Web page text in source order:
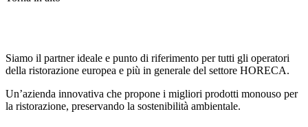
Siamo il partner ideale e punto di riferimento per tutti gli operatori
della ristorazione europea e più in generale del settore HORECA.
Un’azienda innovativa che propone i migliori prodotti monouso per
la ristorazione, preservando la sostenibilità ambientale.